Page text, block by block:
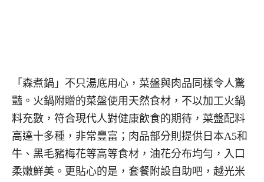
「森煮鍋」不只湯底用心，菜盤與肉品同樣令人驚
豔。火鍋附贈的菜盤使用天然食材，不以加工火鍋
料充數，符合現代人對健康飲食的期待，菜盤配料
高達十多種，非常豐富；肉品部分則提供日本A5和
牛、黑毛豬梅花等高等食材，油花分布均勻，入口
柔嫩鮮美。更貼心的是，套餐附設自助吧，越光米